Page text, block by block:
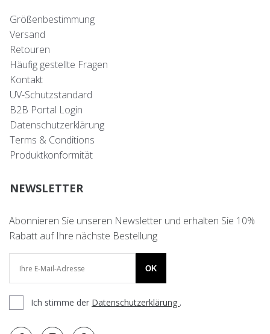
Größenbestimmung
Versand
Retouren
Häufig gestellte Fragen
Kontakt
UV-Schutzstandard
B2B Portal Login
Datenschutzerklärung
Terms & Conditions
Produktkonformität
NEWSLETTER
Abonnieren Sie unseren Newsletter und erhalten Sie 10%
Rabatt auf Ihre nächste Bestellung
OK
Ich stimme der Datenschutzerklärung .